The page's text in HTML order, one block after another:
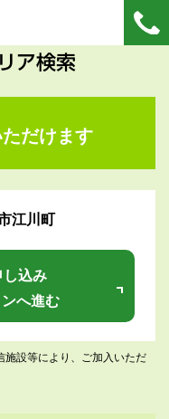
ア検索
だけます
江川町
し込み
へ進む
施設等により、ご加入いただ